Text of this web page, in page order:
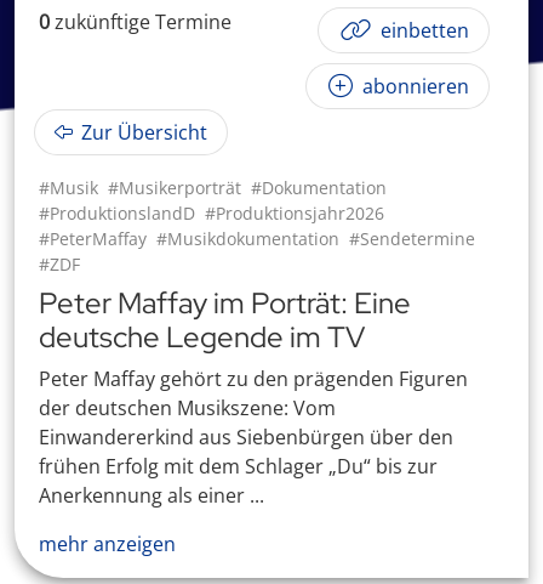
0zukünftigeTermine einbetten
abonnieren
Zur Übersicht
#Musik #Musikerporträt #Dokumentation
#ProduktionslandD #Produktionsjahr2026
#PeterMaffay #Musikdokumentation #Sendetermine
#ZDF
Peter Maffay im Porträt: Eine
deutsche Legende im TV
Peter Maffay gehört zu den prägenden Figuren
der deutschen Musikszene: Vom
Einwandererkind aus Siebenbürgen über den
frühen Erfolg mit dem Schlager „Du“ bis zur
Anerkennung als einer ...
mehr anzeigen